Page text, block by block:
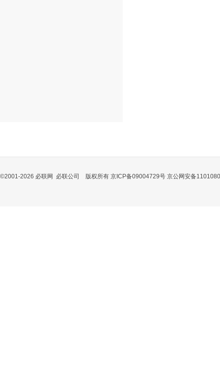
©2001-2026 必联网 必联公司 版权所有 京ICP备09004729号 京公网安备